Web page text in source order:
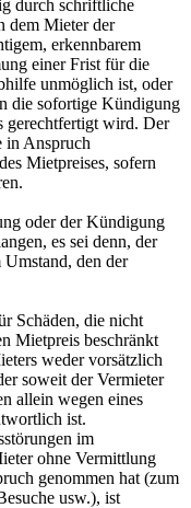
durch schriftliche
dem Mieter der
erkennbarem
einer Frist für die
unmöglich ist, oder
die sofortige Kündigung
gerechtfertigt wird. Der
in Anspruch
Mietpreises, sofern
oder der Kündigung
es sei denn, der
den der
Schäden, die nicht
Mietpreis beschränkt
weder vorsätzlich
soweit der Vermieter
allein wegen eines
ist.
im
ohne Vermittlung
genommen hat (zum
usw.), ist